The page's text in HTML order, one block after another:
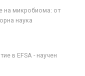
на микробиома: от
наука
в EFSA - научен